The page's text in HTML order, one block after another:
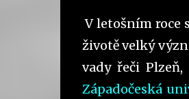
V letošním roce
životě velký
vady řeči
Západočeská